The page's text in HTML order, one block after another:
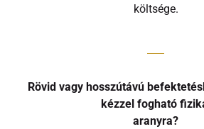
költsége.
Rövid vagy hosszútávú
kézzel fogható
aranyra?